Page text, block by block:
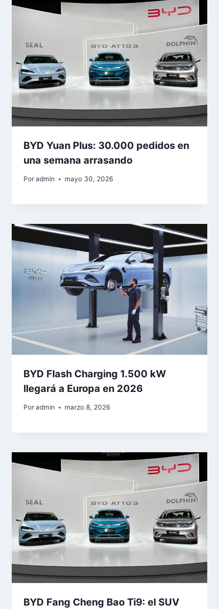
BYD Yuan Plus: 30.000 pedidos en
una semana arrasando
Poradmin mayo 30, 2026
BYD Flash Charging 1.500 kW
llegará a Europa en 2026
Poradmin marzo 8, 2026
BYD Fang Cheng Bao Ti9: el SUV